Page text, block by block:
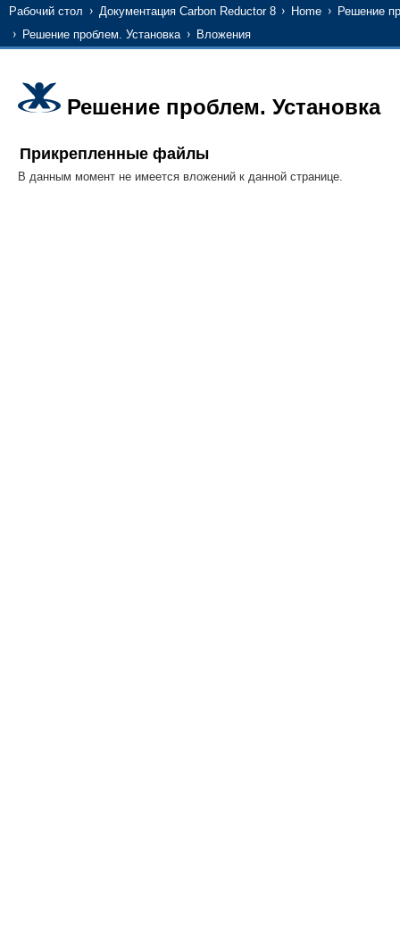
Рабочий стол Документация Carbon Reductor 8 Home
Решение
Решение проблем. Установка
Вложения
Решение проблем. Установка
Прикрепленные файлы
В данным момент не имеется вложений к данной странице.